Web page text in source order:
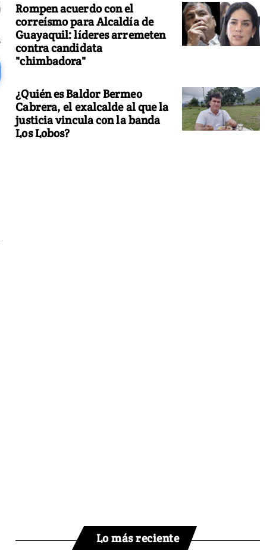
Rompen acuerdo con el
correísmo para Alcaldía de
Guayaquil: líderes arremeten
contra candidata
"chimbadora"
¿Quién es Baldor Bermeo
Cabrera, el exalcalde al que la
justicia vincula con la banda
Los Lobos?
Lo más reciente